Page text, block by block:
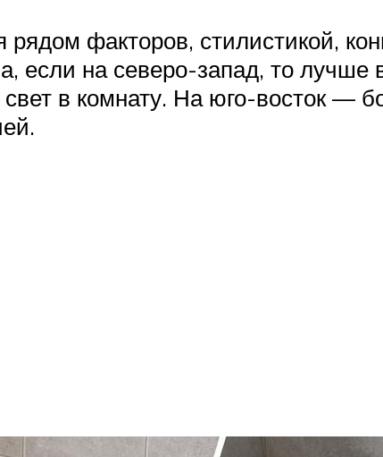
факторов, стилистикой,
если на северо-запад, то
свет в комнату. На юго-восток —